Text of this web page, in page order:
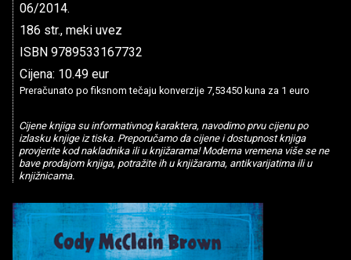
06/2014.
186 str., meki uvez
ISBN 9789533167732
Cijena: 10.49 eur
Preračunato po fiksnom tečaju konverzije 7,53450 kuna za 1 euro
Cijene knjiga su informativnog karaktera, navodimo prvu cijenu po
izlasku knjige iz tiska. Preporučamo da cijene i dostupnost knjiga
provjerite kod nakladnika ili u knjižarama! Moderna vremena više se ne
bave prodajom knjiga, potražite ih u knjižarama, antikvarijatima ili u
knjižnicama.